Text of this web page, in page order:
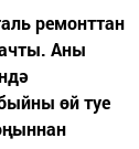
ремонттан
Аны
өй туе